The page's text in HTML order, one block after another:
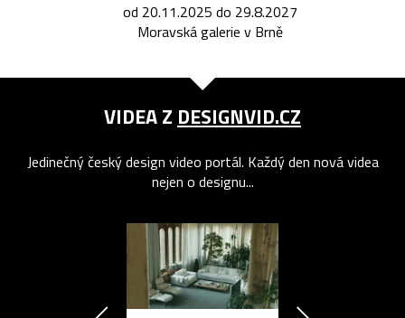
od 20.11.2025 do 29.8.2027
Moravská galerie v Brně
VIDEA Z DESIGNVID.CZ
Jedinečný český design video portál. Každý den nová videa
nejen o designu...